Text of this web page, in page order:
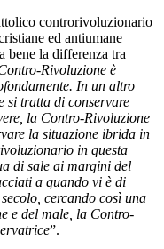
controrivoluzionario
ed antiumane
bene la differenza tra
Rivoluzione è
In un altro
si tratta di conservare
la Contro-Rivoluzione
la situazione ibrida in
in questa
di sale ai margini del
a quando vi è di
cercando così una
e del male, la Contro-
”.